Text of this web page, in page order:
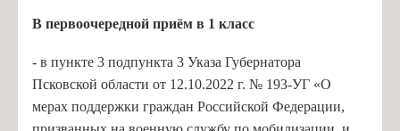
В первоочередной приём в 1 класс
- в пункте 3 подпункта 3 Указа Губернатора
Псковской области от 12.10.2022 г. № 193-УГ «О
мерах поддержки граждан Российской Федерации,